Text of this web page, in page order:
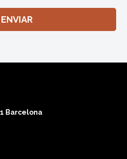
Barcelona